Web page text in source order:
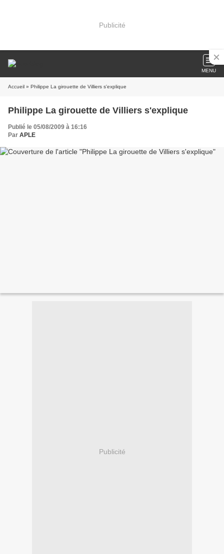
Publicité
MENU
Accueil » Philippe La girouette de Villiers s'explique
Philippe La girouette de Villiers s'explique
Publié le 05/08/2009 à 16:16
Par APLE
Publicité